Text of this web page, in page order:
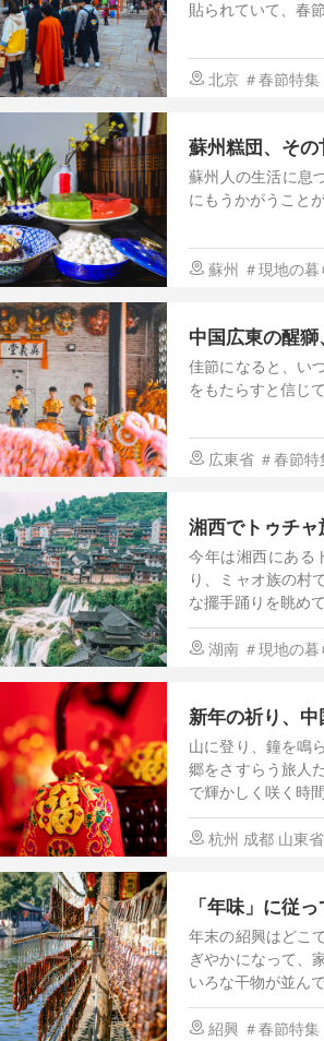
貼られていて、春
北京 ＃春節特集
蘇州糕団、そ
蘇州人の生活に息
にもうかがうこと
蘇州 ＃現地の
中国広東の醒
佳節になると、い
をもたらすと信じ
広東省 ＃春節特
湘西でトゥチャ
今年は湘西にある
り、ミャオ族の村
な擺手踊りを眺め
湖南 ＃現地の
新年の祈り、
山に登り、鐘を鳴
郷をさすらう旅人
で輝かしく咲く時
杭州 成都 山東省
「年味」に従
年末の紹興はどこ
ぎやかになって、
いろな干物が並ん
紹興 ＃春節特集